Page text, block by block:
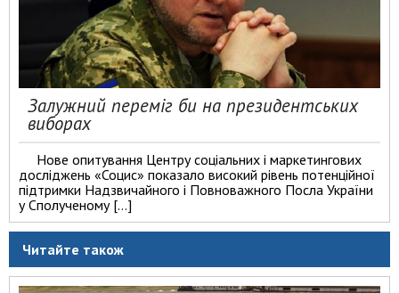
Залужний переміг би на президентських
виборах
Нове опитування Центру соціальних і маркетингових
досліджень «Социс» показало високий рівень потенційної
підтримки Надзвичайного і Повноважного Посла України
у Сполученому […]
Читайте також